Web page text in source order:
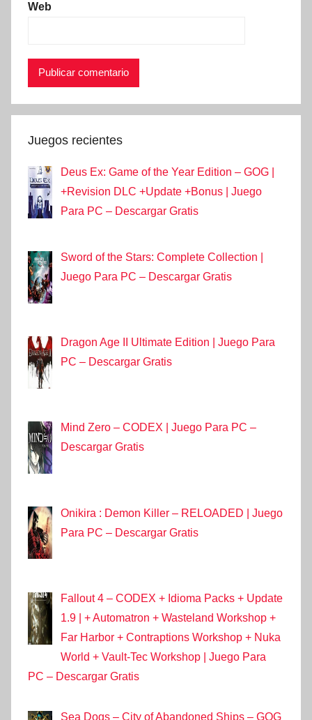
Web
Juegos recientes
Deus Ex: Game of the Year Edition – GOG |
+Revision DLC +Update +Bonus | Juego
Para PC – Descargar Gratis
Sword of the Stars: Complete Collection |
Juego Para PC – Descargar Gratis
Dragon Age II Ultimate Edition | Juego Para
PC – Descargar Gratis
Mind Zero – CODEX | Juego Para PC –
Descargar Gratis
Onikira : Demon Killer – RELOADED | Juego
Para PC – Descargar Gratis
Fallout 4 – CODEX + Idioma Packs + Update
1.9 | + Automatron + Wasteland Workshop +
Far Harbor + Contraptions Workshop + Nuka
World + Vault-Tec Workshop | Juego Para
PC – Descargar Gratis
Sea Dogs – City of Abandoned Ships – GOG